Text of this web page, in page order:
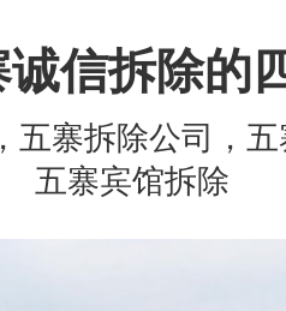
信拆除的
五寨拆除公司，
五寨宾馆拆除